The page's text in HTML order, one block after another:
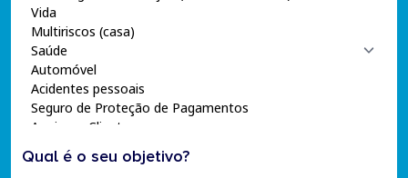
Qual é o seu objetivo?